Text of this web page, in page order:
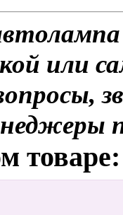
или
товаре: